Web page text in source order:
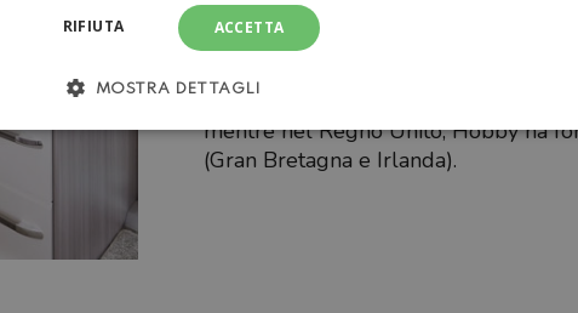
mondo.
La società continua nel tempo ad
camper e roulotte in Cile, Cina,
mentre nel Regno Unito, Hobby ha
(Gran Bretagna e Irlanda).
ACCETTA
RIFIUTA
MOSTRA DETTAGLI